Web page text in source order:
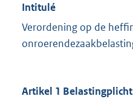
Intitulé
Verordening op de
Artikel 1 Belastingplicht